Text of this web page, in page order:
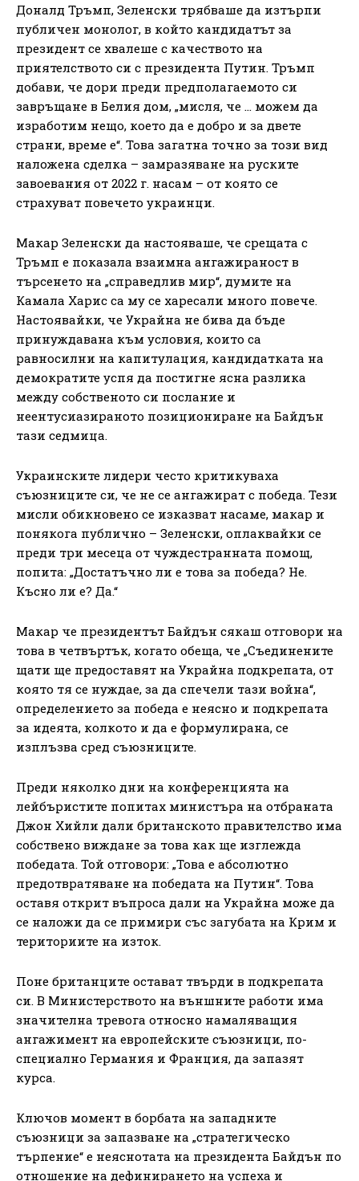
Доналд Тръмп, Зеленски трябваше да изтърпи
публичен монолог, в който кандидатът за
президент се хвалеше с качеството на
приятелството си с президента Путин. Тръмп
добави, че дори преди предполагаемото си
завръщане в Белия дом, „мисля, че … можем да
изработим нещо, което да е добро и за двете
страни, време е“. Това загатна точно за този вид
наложена сделка – замразяване на руските
завоевания от 2022 г. насам – от която се
страхуват повечето украинци.
Макар Зеленски да настояваше, че срещата с
Тръмп е показала взаимна ангажираност в
търсенето на „справедлив мир“, думите на
Камала Харис са му се харесали много повече.
Настоявайки, че Украйна не бива да бъде
принуждавана към условия, които са
равносилни на капитулация, кандидатката на
демократите успя да постигне ясна разлика
между собственото си послание и
неентусиазираното позициониране на Байдън
тази седмица.
Украинските лидери често критикуваха
съюзниците си, че не се ангажират с победа. Тези
мисли обикновено се изказват насаме, макар и
понякога публично – Зеленски, оплаквайки се
преди три месеца от чуждестранната помощ,
попита: „Достатъчно ли е това за победа? Не.
Късно ли е? Да.“
Макар че президентът Байдън сякаш отговори на
това в четвъртък, когато обеща, че „Съединените
щати ще предоставят на Украйна подкрепата, от
която тя се нуждае, за да спечели тази война“,
определението за победа е неясно и подкрепата
за идеята, колкото и да е формулирана, се
изплъзва сред съюзниците.
Преди няколко дни на конференцията на
лейбъристите попитах министъра на отбраната
Джон Хийли дали британското правителство има
собствено виждане за това как ще изглежда
победата. Той отговори: „Това е абсолютно
предотвратяване на победата на Путин“. Това
оставя открит въпроса дали на Украйна може да
се наложи да се примири със загубата на Крим и
териториите на изток.
Поне британците остават твърди в подкрепата
си. В Министерството на външните работи има
значителна тревога относно намаляващия
ангажимент на европейските съюзници, по-
специално Германия и Франция, да запазят
курса.
Ключов момент в борбата на западните
съюзници за запазване на „стратегическо
търпение“ е неяснотата на президента Байдън по
отношение на дефинирането на успеха и